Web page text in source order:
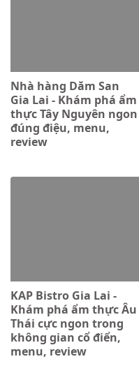
Nhà hàng Dăm San
Gia Lai - Khám phá ẩm
thực Tây Nguyên ngon
đúng điệu, menu,
review
KAP Bistro Gia Lai -
Khám phá ẩm thực Âu
Thái cực ngon trong
không gian cổ điển,
menu, review